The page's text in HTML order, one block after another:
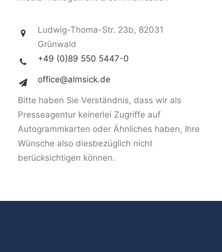
Ludwig-Thoma-Str. 23b, 82031
Grünwald
+49 (0)89 550 5447-0
office@almsick.de
Bitte haben Sie Verständnis, dass wir als
Presseagentur keinerlei Zugriffe auf
Autogrammkarten oder Ähnliches haben, Ihre
Wünsche also diesbezüglich nicht
berücksichtigen können.